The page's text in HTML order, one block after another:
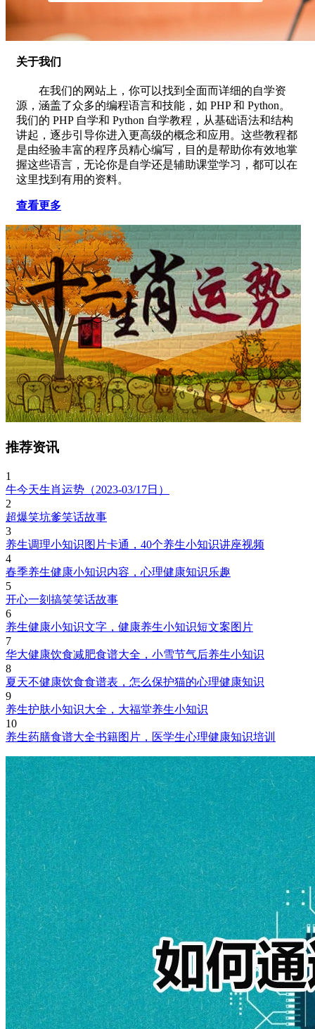
关于我们
在我们的网站上，你可以找到全面而详细的自学资
源，涵盖了众多的编程语言和技能，如 PHP 和 Python。
我们的 PHP 自学和 Python 自学教程，从基础语法和结构
讲起，逐步引导你进入更高级的概念和应用。这些教程都
是由经验丰富的程序员精心编写，目的是帮助你有效地掌
握这些语言，无论你是自学还是辅助课堂学习，都可以在
这里找到有用的资料。
查看更多
推荐资讯
1
牛今天生肖运势（2023-03/17日）
2
超爆笑坑爹笑话故事
3
养生调理小知识图片卡通，40个养生小知识讲座视频
4
春季养生健康小知识内容，心理健康知识乐趣
5
开心一刻搞笑笑话故事
6
养生健康小知识文字，健康养生小知识短文案图片
7
华大健康饮食减肥食谱大全，小雪节气后养生小知识
8
夏天不健康饮食食谱表，怎么保护猫的心理健康知识
9
养生护肤小知识大全，大福堂养生小知识
10
养生药膳食谱大全书籍图片，医学生心理健康知识培训